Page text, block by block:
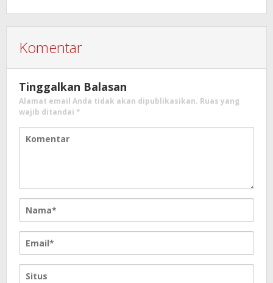
Komentar
Tinggalkan Balasan
Alamat email Anda tidak akan dipublikasikan. Ruas yang
wajib ditandai *